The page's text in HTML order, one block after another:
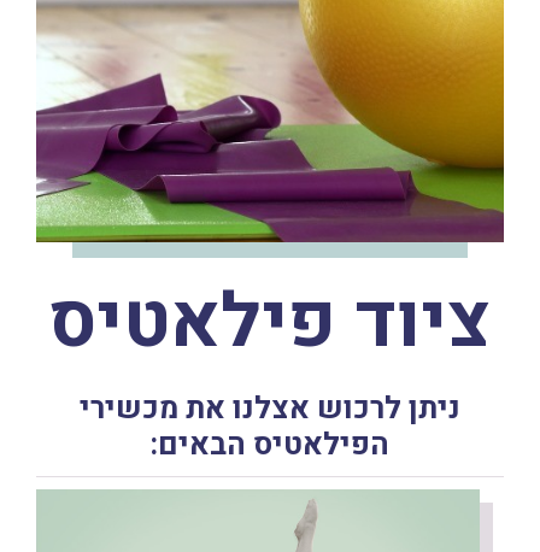
ציוד פילאטיס
ניתן לרכוש אצלנו את מכשירי
הפילאטיס הבאים: